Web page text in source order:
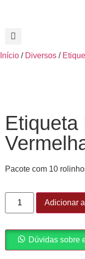
Início / Diversos /
Etiqueta
Pacote com 10
Adicionar
Dúvidas sobre